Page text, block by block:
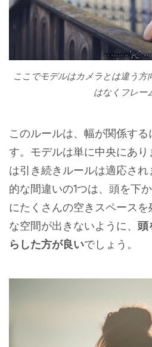
ここでモデルはカメラとは違う方
はなくフレー
このルールは、幅が関係する
す。モデルは単に中央にあり
は引き続きルールは適応さ
的な間違いの1つは、頭を下
にたくさんの空きスペース
な空間が出きないように、 頭
らした方が良いでしょう。